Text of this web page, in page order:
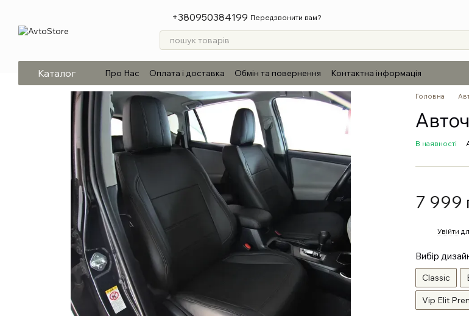
+380950384199 Передзвонити вам?
Каталог Про Нас Оплата і доставка Обмін та повернення Контактна інформація
Головна
В наявності
7 999
Увійти
Вибір
Classic
Vip Elit